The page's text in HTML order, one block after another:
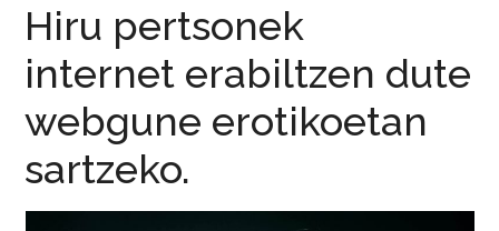
Hiru pertsonek
internet erabiltzen dute
webgune erotikoetan
sartzeko.